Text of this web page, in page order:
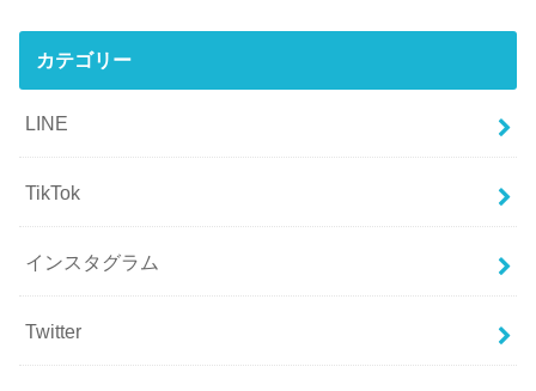
カテゴリー
LINE
TikTok
インスタグラム
Twitter